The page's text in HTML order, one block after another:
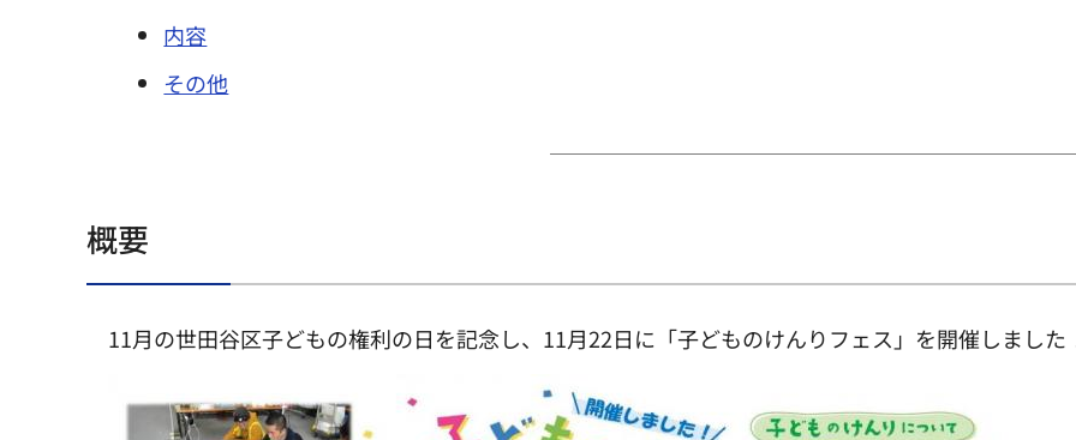
内容
その他
概要
11月の世田谷区子どもの権利の日を記念し、11月22日に「子どものけんりフェス」を開催しました